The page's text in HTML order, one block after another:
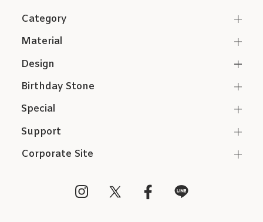
Category
Support
Corporate Site
Material
Design
Birthday Stone
Special